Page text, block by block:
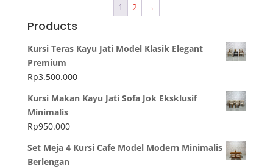
1 2 →
Products
Kursi Teras Kayu Jati Model Klasik Elegant
Premium
Rp3.500.000
Kursi Makan Kayu Jati Sofa Jok Eksklusif
Minimalis
Rp950.000
Set Meja 4 Kursi Cafe Model Modern Minimalis
Berlengan